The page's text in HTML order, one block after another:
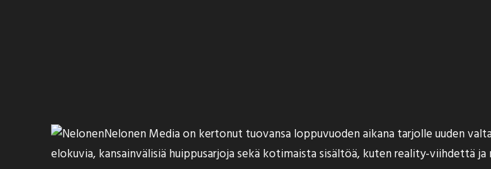
Nelonen Media on kertonut tuovansa loppuvuoden aikana tarjolle uuden
elokuvia, kansainvälisiä huippusarjoja sekä kotimaista sisältöä, kuten reality-viihdettä ja